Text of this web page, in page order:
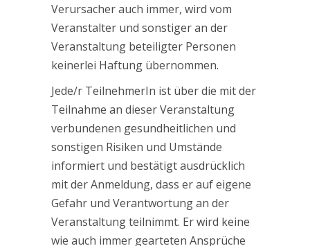
Verursacher auch immer, wird vom
Veranstalter und sonstiger an der
Veranstaltung beteiligter Personen
keinerlei Haftung übernommen.
Jede/r TeilnehmerIn ist über die mit der
Teilnahme an dieser Veranstaltung
verbundenen gesundheitlichen und
sonstigen Risiken und Umstände
informiert und bestätigt ausdrücklich
mit der Anmeldung, dass er auf eigene
Gefahr und Verantwortung an der
Veranstaltung teilnimmt. Er wird keine
wie auch immer gearteten Ansprüche